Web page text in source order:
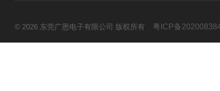
© 2026 东莞广恩电子有限公司 版权所有 粤ICP备